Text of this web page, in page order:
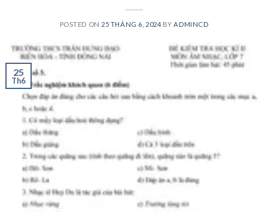
POSTED ON 25 THÁNG 6, 2024 BY ADMINCD
25
Th6